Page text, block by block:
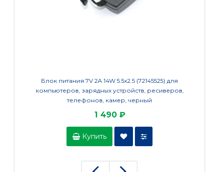
Блок питания 7V 2A 14W 5.5x2.5 (72145525) для
компьютеров, зарядных устройств, ресиверов,
телефонов, камер, черный
1 490 ₽
Купить